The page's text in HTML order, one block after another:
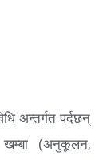
अन्तर्गत पर्दछन्
खम्बा (अनुकूलन,